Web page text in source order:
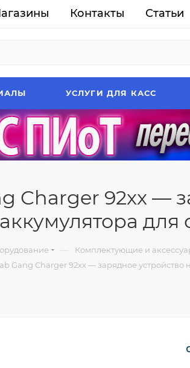
Контакты Статьи
УСЛУГИ ДЛЯ КАСС
Charger 92xx —
аккумулятора для
— Комплектующие и
Gang Charger 92xx — зарядное устройство